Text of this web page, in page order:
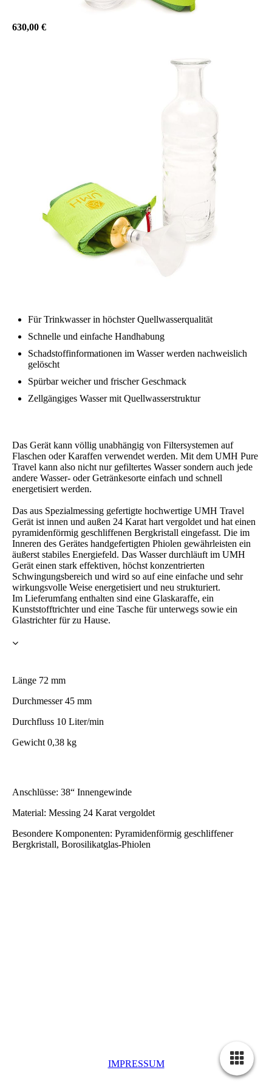
630,00 €
Für Trinkwasser in höchster Quellwasserqualität
Schnelle und einfache Handhabung
Schadstoffinformationen im Wasser werden nachweislich
gelöscht
Spürbar weicher und frischer Geschmack
Zellgängiges Wasser mit Quellwasserstruktur
Das Gerät kann völlig unabhängig von Filtersystemen auf
Flaschen oder Karaffen verwendet werden. Mit dem UMH Pure
Travel kann also nicht nur gefiltertes Wasser sondern auch jede
andere Wasser- oder Getränkesorte einfach und schnell
energetisiert werden.
Das aus Spezialmessing gefertigte hochwertige UMH Travel
Gerät ist innen und außen 24 Karat hart vergoldet und hat einen
pyramidenförmig geschliffenen Bergkristall eingefasst. Die im
Inneren des Gerätes handgefertigten Phiolen gewährleisten ein
äußerst stabiles Energiefeld. Das Wasser durchläuft im UMH
Gerät einen stark effektiven, höchst konzentrierten
Schwingungsbereich und wird so auf eine einfache und sehr
wirkungsvolle Weise energetisiert und neu strukturiert.
Im Lieferumfang enthalten sind eine Glaskaraffe, ein
Kunststofftrichter und eine Tasche für unterwegs sowie ein
Glastrichter für zu Hause.
Länge 72 mm
Durchmesser 45 mm
Durchfluss 10 Liter/min
Gewicht 0,38 kg
Anschlüsse: 38“ Innengewinde
Material: Messing 24 Karat vergoldet
Besondere Komponenten: Pyramidenförmig geschliffener
Bergkristall, Borosilikatglas-Phiolen
IMPRESSUM